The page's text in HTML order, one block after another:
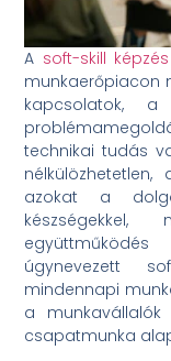
A soft-skill képzés
munkaerőpiacon
kapcsolatok,
technikai tudás
azokat a
úgynevezett
mindennapi
a
csapatmunka